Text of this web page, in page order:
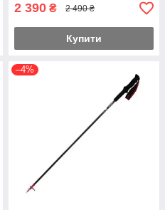
2 390 ₴ 2 490 ₴
Купити
–4%